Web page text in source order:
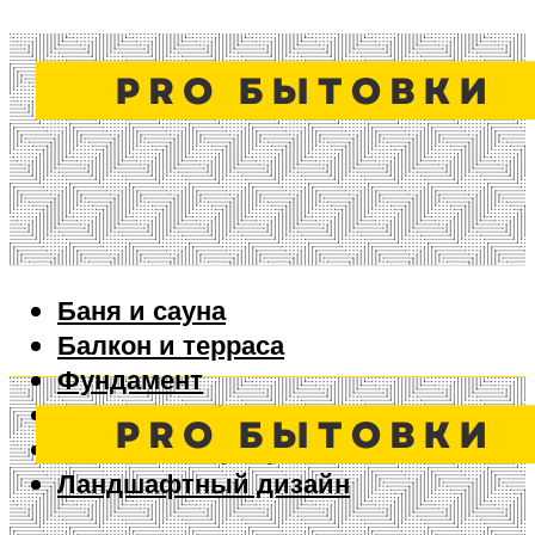
Баня и сауна
Балкон и терраса
Фундамент
Ворота и забор
Дизайн интерьера
Ландшафтный дизайн